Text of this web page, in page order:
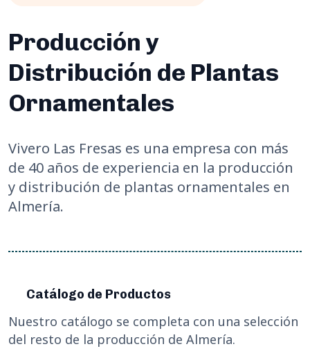
Producción y
Distribución de Plantas
Ornamentales
Vivero Las Fresas es una empresa con más
de 40 años de experiencia en la producción
y distribución de plantas ornamentales en
Almería.
Catálogo de Productos
Nuestro catálogo se completa con una selección
del resto de la producción de Almería.